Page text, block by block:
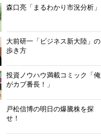
森口亮「まるわかり市況分析」
大前研一「ビジネス新大陸」の
歩き方
投資ノウハウ満載コミック「俺
がカブ番長！」
戸松信博の明日の爆騰株を探
せ！